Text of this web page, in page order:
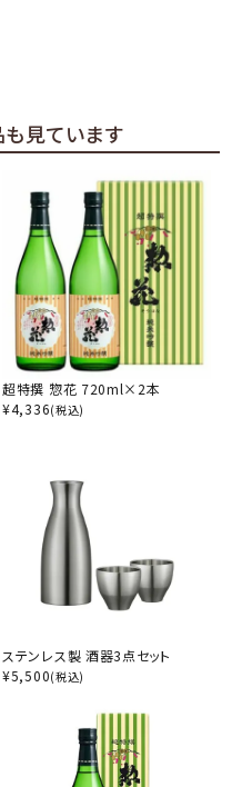
見ています
超特撰 惣花 720ml×2本
¥4,336(税込)
ステンレス製 酒器3点セット
¥5,500(税込)